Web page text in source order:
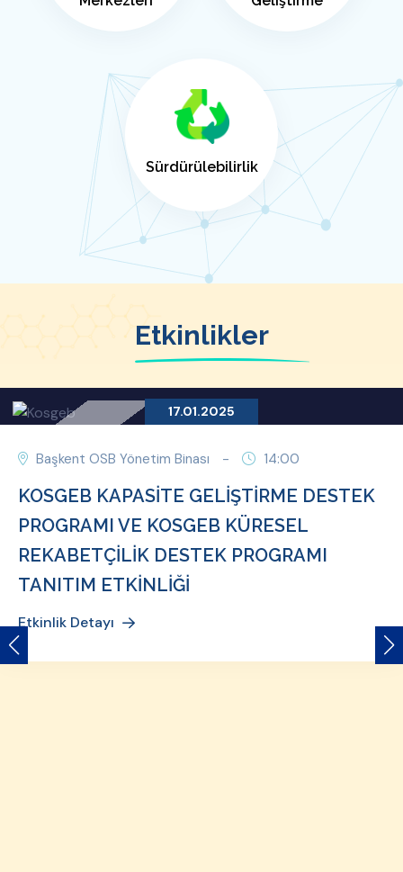
Sürdürülebilirlik
Etkinlikler
17.01.2025
Başkent OSB Yönetim Binası - 14:00
KOSGEB KAPASİTE GELİŞTİRME DESTEK
PROGRAMI VE KOSGEB KÜRESEL
REKABETÇİLİK DESTEK PROGRAMI
TANITIM ETKİNLİĞİ
Etkinlik Detayı